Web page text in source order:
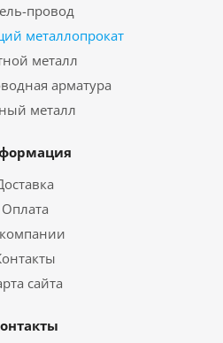
провод
металлопрокат
металл
арматура
металл
Оплата
сайта